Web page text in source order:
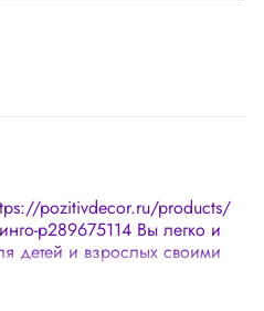
pozitivdecor.ru/products/
p289675114 Вы легко и
детей и взрослых своими
невероятную цветочную
- не нужна упаковка в